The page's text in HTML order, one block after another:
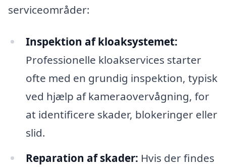
serviceområder:
Inspektion af kloaksystemet:
Professionelle kloakservices starter
ofte med en grundig inspektion, typisk
ved hjælp af kameraovervågning, for
at identificere skader, blokeringer eller
slid.
Reparation af skader: Hvis der findes